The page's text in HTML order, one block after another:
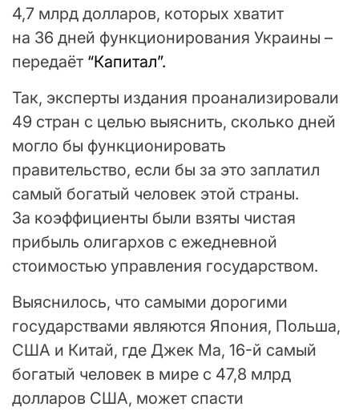
4,7 млрд долларов, которых хватит
на 36 дней функционирования Украины –
передаёт “Капитал”.
Так, эксперты издания проанализировали
49 стран с целью выяснить, сколько дней
могло бы функционировать
правительство, если бы за это заплатил
самый богатый человек этой страны.
За коэффициенты были взяты чистая
прибыль олигархов с ежедневной
стоимостью управления государством.
Выяснилось, что самыми дорогими
государствами являются Япония, Польша,
США и Китай, где Джек Ма, 16-й самый
богатый человек в мире с 47,8 млрд
долларов США, может спасти